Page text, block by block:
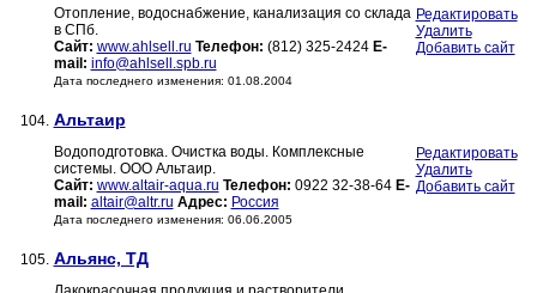
Отопление, водоснабжение, канализация со склада
в СПб.
Сайт: www.ahlsell.ru Телефон: (812) 325-2424 E-
mail: info@ahlsell.spb.ru
Дата последнего изменения: 01.08.2004
Редактировать
Удалить
Добавить сайт
104. Альтаир
Водоподготовка. Очистка воды. Комплексные
системы. ООО Альтаир.
Сайт: www.altair-aqua.ru Телефон: 0922 32-38-64 E-
mail: altair@altr.ru Адрес: Россия
Дата последнего изменения: 06.06.2005
Редактировать
Удалить
Добавить сайт
105. Альянс, ТД